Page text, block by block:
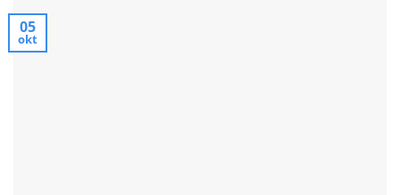
05
okt